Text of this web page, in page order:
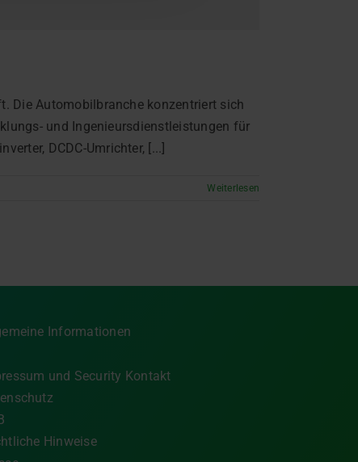
Die Automobilbranche konzentriert sich
und Ingenieursdienstleistungen für
DCDC-Umrichter, [...]
Weiterlesen
Informationen
und Security Kontakt
Hinweise